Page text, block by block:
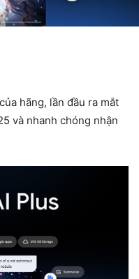
hãng, lần đầu ra mắt
và nhanh chóng nhận